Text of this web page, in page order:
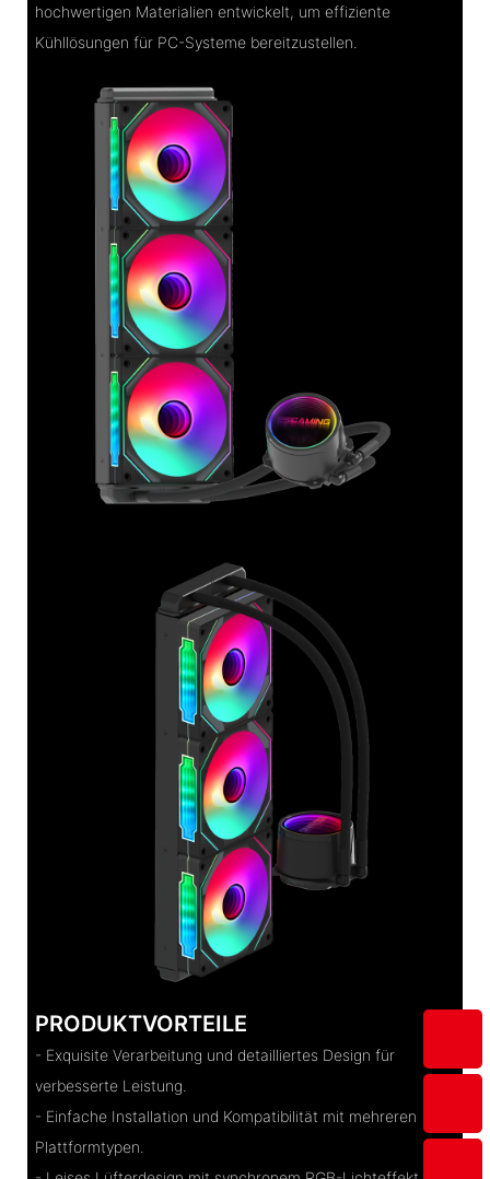
hochwertigen Materialien entwickelt, um effiziente
Kühllösungen für PC-Systeme bereitzustellen.
PRODUKTVORTEILE
- Exquisite Verarbeitung und detailliertes Design für
verbesserte Leistung.
- Einfache Installation und Kompatibilität mit mehreren
Plattformtypen.